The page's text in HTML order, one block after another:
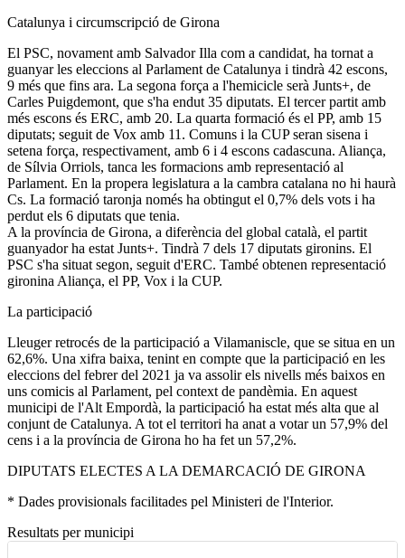
Catalunya i circumscripció de Girona
El PSC, novament amb Salvador Illa com a candidat, ha tornat a
guanyar les eleccions al Parlament de Catalunya i tindrà 42 escons,
9 més que fins ara. La segona força a l'hemicicle serà Junts+, de
Carles Puigdemont, que s'ha endut 35 diputats. El tercer partit amb
més escons és ERC, amb 20. La quarta formació és el PP, amb 15
diputats; seguit de Vox amb 11. Comuns i la CUP seran sisena i
setena força, respectivament, amb 6 i 4 escons cadascuna. Aliança,
de Sílvia Orriols, tanca les formacions amb representació al
Parlament. En la propera legislatura a la cambra catalana no hi haurà
Cs. La formació taronja només ha obtingut el 0,7% dels vots i ha
perdut els 6 diputats que tenia.
A la província de Girona, a diferència del global català, el partit
guanyador ha estat Junts+. Tindrà 7 dels 17 diputats gironins. El
PSC s'ha situat segon, seguit d'ERC. També obtenen representació
gironina Aliança, el PP, Vox i la CUP.
La participació
Lleuger retrocés de la participació a Vilamaniscle, que se situa en un
62,6%. Una xifra baixa, tenint en compte que la participació en les
eleccions del febrer del 2021 ja va assolir els nivells més baixos en
uns comicis al Parlament, pel context de pandèmia. En aquest
municipi de l'Alt Empordà, la participació ha estat més alta que al
conjunt de Catalunya. A tot el territori ha anat a votar un 57,9% del
cens i a la província de Girona ho ha fet un 57,2%.
DIPUTATS ELECTES A LA DEMARCACIÓ DE GIRONA
* Dades provisionals facilitades pel Ministeri de l'Interior.
Resultats per municipi